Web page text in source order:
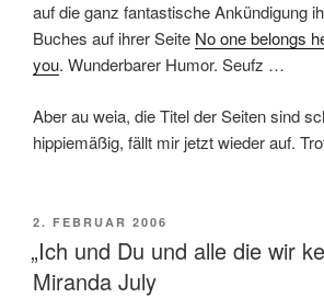
auf die ganz fantastische Ankündigung
Buches auf ihrer Seite No one belongs
you. Wunderbarer Humor. Seufz …
Aber au weia, die Titel der Seiten sind
hippiemäßig, fällt mir jetzt wieder auf.
VERÖFFENTLICHT
AM
2. FEBRUAR 2006
„Ich und Du und alle die wir
Miranda July